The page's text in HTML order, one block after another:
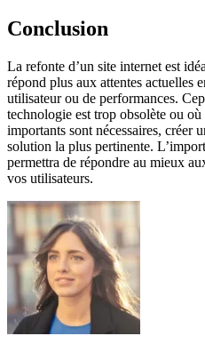
Conclusion
La refonte d’un site internet est
répond plus aux attentes actuelles
utilisateur ou de performances.
technologie est trop obsolète ou où
importants sont nécessaires, créer
solution la plus pertinente.
permettra de répondre au mieux
vos utilisateurs.